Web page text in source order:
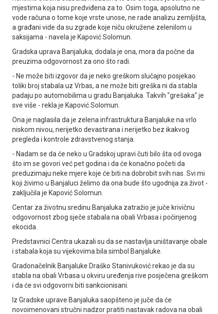
mjestima koja nisu predviđena za to. Osim toga, apsolutno ne
vode računa o tome koje vrste unose, ne rade analizu zemljišta,
a građani vide da su zgrade koje niču okružene zelenilom u
saksijama - navela je Kapović Solomun.
Gradska uprava Banjaluka, dodala je ona, mora da počne da
preuzima odgovornost za ono što radi.
- Ne može biti izgovor da je neko greškom slučajno posjekao
toliki broj stabala uz Vrbas, a ne može biti greška ni da stabla
padaju po automobilima u gradu Banjaluka. Takvih "grešaka" je
sve više - rekla je Kapović Solomun.
Ona je naglasila da je zelena infrastruktura Banjaluke na vrlo
niskom nivou, nerijetko devastirana i nerijetko bez ikakvog
pregleda i kontrole zdravstvenog stanja.
- Nadam se da će neko u Gradskoj upravi čuti bilo šta od ovoga
što im se govori već pet godina i da će konačno početi da
preduzimaju neke mjere koje će biti na dobrobit svih nas. Svi mi
koji živimo u Banjaluci želimo da ona bude što ugodnija za život -
zaključila je Kapović Solomun.
Centar za životnu sredinu Banjaluka zatražio je juče krivičnu
odgovornost zbog sječe stabala na obali Vrbasa i počinjenog
ekocida.
Predstavnici Centra ukazali su da se nastavlja uništavanje obale
i stabala koja su vijekovima bila simbol Banjaluke.
Gradonačelnik Banjaluke Draško Stanivuković rekao je da su
stabla na obali Vrbasa u okviru uređenja rive posječena greškom
i da će svi odgovorni biti sankcionisani.
Iz Gradske uprave Banjaluka saopšteno je juče da će
novoimenovani stručni nadzor pratiti nastavak radova na obali